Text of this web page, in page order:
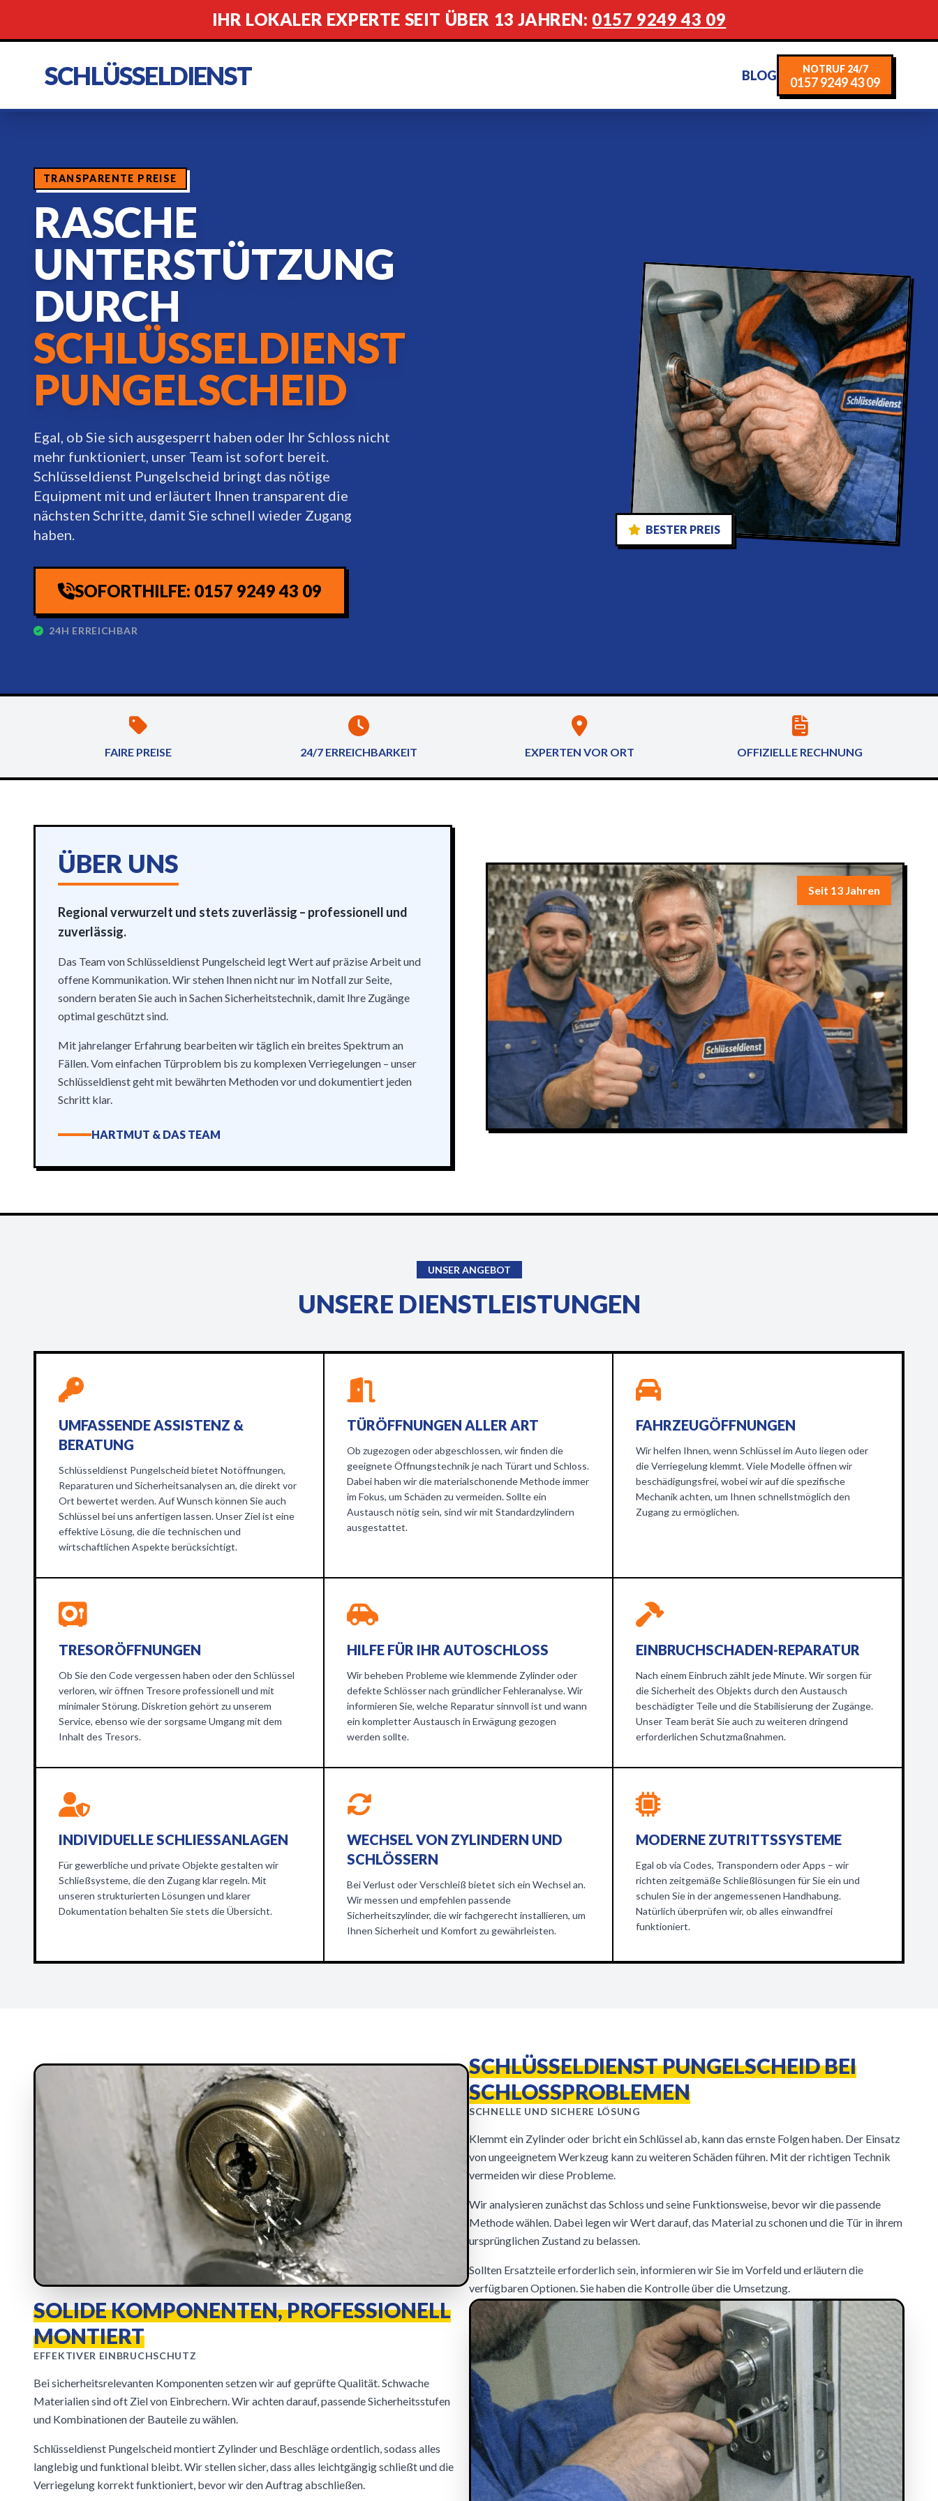
IHR LOKALER EXPERTE SEIT ÜBER 13 JAHREN: 0157 9249 43 09
SCHLÜSSELDIENST BLOG NOTRUF 24/7
0157 9249 43 09
TRANSPARENTE PREISE
RASCHE
UNTERSTÜTZUNG
DURCH
SCHLÜSSELDIENST
PUNGELSCHEID
Egal, ob Sie sich ausgesperrt haben oder Ihr Schloss nicht
mehr funktioniert, unser Team ist sofort bereit.
Schlüsseldienst Pungelscheid bringt das nötige
Equipment mit und erläutert Ihnen transparent die
nächsten Schritte, damit Sie schnell wieder Zugang
haben.
SOFORTHILFE: 0157 9249 43 09
24H ERREICHBAR
BESTER PREIS
FAIRE PREISE 24/7 ERREICHBARKEIT EXPERTEN VOR ORT OFFIZIELLE RECHNUNG
ÜBER UNS
Regional verwurzelt und stets zuverlässig – professionell und
zuverlässig.
Das Team von Schlüsseldienst Pungelscheid legt Wert auf präzise Arbeit und
offene Kommunikation. Wir stehen Ihnen nicht nur im Notfall zur Seite,
sondern beraten Sie auch in Sachen Sicherheitstechnik, damit Ihre Zugänge
optimal geschützt sind.
Mit jahrelanger Erfahrung bearbeiten wir täglich ein breites Spektrum an
Fällen. Vom einfachen Türproblem bis zu komplexen Verriegelungen – unser
Schlüsseldienst geht mit bewährten Methoden vor und dokumentiert jeden
Schritt klar.
HARTMUT & DAS TEAM
Seit 13 Jahren
UNSER ANGEBOT
UNSERE DIENSTLEISTUNGEN
UMFASSENDE ASSISTENZ &
BERATUNG
Schlüsseldienst Pungelscheid bietet Notöffnungen,
Reparaturen und Sicherheitsanalysen an, die direkt vor
Ort bewertet werden. Auf Wunsch können Sie auch
Schlüssel bei uns anfertigen lassen. Unser Ziel ist eine
effektive Lösung, die die technischen und
wirtschaftlichen Aspekte berücksichtigt.
TÜRÖFFNUNGEN ALLER ART
Ob zugezogen oder abgeschlossen, wir finden die
geeignete Öffnungstechnik je nach Türart und Schloss.
Dabei haben wir die materialschonende Methode immer
im Fokus, um Schäden zu vermeiden. Sollte ein
Austausch nötig sein, sind wir mit Standardzylindern
ausgestattet.
FAHRZEUGÖFFNUNGEN
Wir helfen Ihnen, wenn Schlüssel im Auto liegen oder
die Verriegelung klemmt. Viele Modelle öffnen wir
beschädigungsfrei, wobei wir auf die spezifische
Mechanik achten, um Ihnen schnellstmöglich den
Zugang zu ermöglichen.
TRESORÖFFNUNGEN
Ob Sie den Code vergessen haben oder den Schlüssel
verloren, wir öffnen Tresore professionell und mit
minimaler Störung. Diskretion gehört zu unserem
Service, ebenso wie der sorgsame Umgang mit dem
Inhalt des Tresors.
HILFE FÜR IHR AUTOSCHLOSS
Wir beheben Probleme wie klemmende Zylinder oder
defekte Schlösser nach gründlicher Fehleranalyse. Wir
informieren Sie, welche Reparatur sinnvoll ist und wann
ein kompletter Austausch in Erwägung gezogen
werden sollte.
EINBRUCHSCHADEN-REPARATUR
Nach einem Einbruch zählt jede Minute. Wir sorgen für
die Sicherheit des Objekts durch den Austausch
beschädigter Teile und die Stabilisierung der Zugänge.
Unser Team berät Sie auch zu weiteren dringend
erforderlichen Schutzmaßnahmen.
INDIVIDUELLE SCHLIESSANLAGEN
Für gewerbliche und private Objekte gestalten wir
Schließsysteme, die den Zugang klar regeln. Mit
unseren strukturierten Lösungen und klarer
Dokumentation behalten Sie stets die Übersicht.
WECHSEL VON ZYLINDERN UND
SCHLÖSSERN
Bei Verlust oder Verschleiß bietet sich ein Wechsel an.
Wir messen und empfehlen passende
Sicherheitszylinder, die wir fachgerecht installieren, um
Ihnen Sicherheit und Komfort zu gewährleisten.
MODERNE ZUTRITTSSYSTEME
Egal ob via Codes, Transpondern oder Apps – wir
richten zeitgemäße Schließlösungen für Sie ein und
schulen Sie in der angemessenen Handhabung.
Natürlich überprüfen wir, ob alles einwandfrei
funktioniert.
SCHLÜSSELDIENST PUNGELSCHEID BEI
SCHLOSSPROBLEMEN
SCHNELLE UND SICHERE LÖSUNG
Klemmt ein Zylinder oder bricht ein Schlüssel ab, kann das ernste Folgen haben. Der Einsatz
von ungeeignetem Werkzeug kann zu weiteren Schäden führen. Mit der richtigen Technik
vermeiden wir diese Probleme.
Wir analysieren zunächst das Schloss und seine Funktionsweise, bevor wir die passende
Methode wählen. Dabei legen wir Wert darauf, das Material zu schonen und die Tür in ihrem
ursprünglichen Zustand zu belassen.
Sollten Ersatzteile erforderlich sein, informieren wir Sie im Vorfeld und erläutern die
verfügbaren Optionen. Sie haben die Kontrolle über die Umsetzung.
SOLIDE KOMPONENTEN, PROFESSIONELL
MONTIERT
EFFEKTIVER EINBRUCHSCHUTZ
Bei sicherheitsrelevanten Komponenten setzen wir auf geprüfte Qualität. Schwache
Materialien sind oft Ziel von Einbrechern. Wir achten darauf, passende Sicherheitsstufen
und Kombinationen der Bauteile zu wählen.
Schlüsseldienst Pungelscheid montiert Zylinder und Beschläge ordentlich, sodass alles
langlebig und funktional bleibt. Wir stellen sicher, dass alles leichtgängig schließt und die
Verriegelung korrekt funktioniert, bevor wir den Auftrag abschließen.